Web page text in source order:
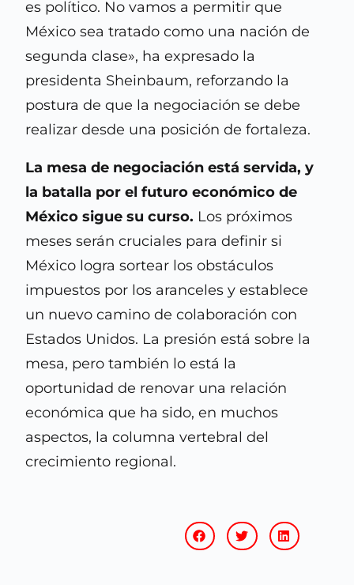
es político. No vamos a permitir que
México sea tratado como una nación de
segunda clase», ha expresado la
presidenta Sheinbaum, reforzando la
postura de que la negociación se debe
realizar desde una posición de fortaleza.
La mesa de negociación está servida, y
la batalla por el futuro económico de
México sigue su curso. Los próximos
meses serán cruciales para definir si
México logra sortear los obstáculos
impuestos por los aranceles y establece
un nuevo camino de colaboración con
Estados Unidos. La presión está sobre la
mesa, pero también lo está la
oportunidad de renovar una relación
económica que ha sido, en muchos
aspectos, la columna vertebral del
crecimiento regional.